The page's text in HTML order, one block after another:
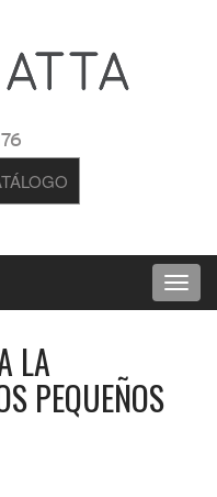
LA
PEQUEÑOS